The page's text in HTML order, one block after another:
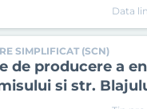
Data
SIMPLIFICAT (SCN)
de producere a
si str.